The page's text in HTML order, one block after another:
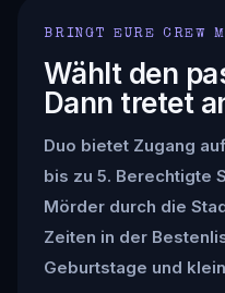
BRINGT EURE CREW
Wählt den
Dann tretet
Duo bietet Zugang
bis zu 5. Berechtigte
Mörder durch die
Zeiten in der
Geburtstage und